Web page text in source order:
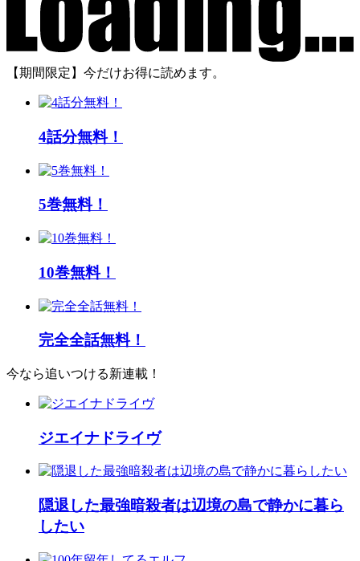
【期間限定】今だけお得に読めます。
4話分無料！
5巻無料！
10巻無料！
完全全話無料！
今なら追いつける新連載！
ジエイナドライヴ
隠退した最強暗殺者は辺境の島で静かに暮ら
したい